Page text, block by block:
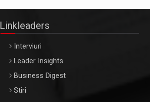
Linkleaders
Interviuri
Leader Insights
Business Digest
Stiri